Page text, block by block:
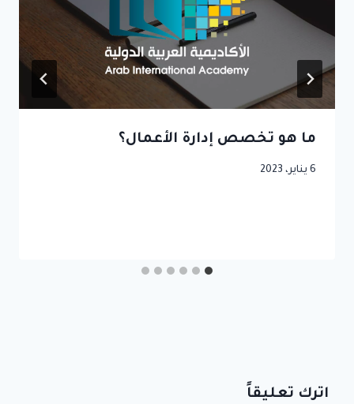
ما هو تخصص إدارة الأعمال؟
6 يناير، 2023
اترك تعليقاً